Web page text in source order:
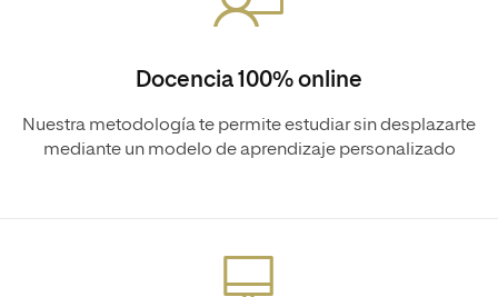
Docencia 100% online
Nuestra metodología te permite estudiar sin desplazarte
mediante un modelo de aprendizaje personalizado